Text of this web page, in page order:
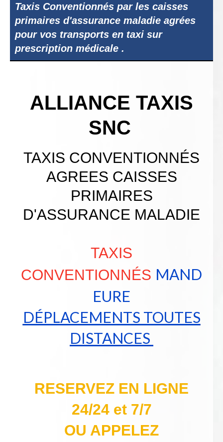
Taxis Conventionnés par les caisses
primaires d'assurance maladie agrées
pour vos transports en taxi sur
prescription médicale .
ALLIANCE TAXIS
SNC
TAXIS CONVENTIONNÉS
AGREES CAISSES
PRIMAIRES
D'ASSURANCE MALADIE
TAXIS
CONVENTIONNÉS MAND
EURE
DÉPLACEMENTS TOUTES
DISTANCES
RESERVEZ EN LIGNE
24/24 et 7/7
OU APPELEZ